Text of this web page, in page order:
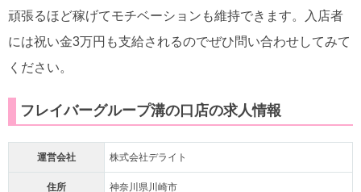
頑張るほど稼げてモチベーションも維持できます。入店者
には祝い金3万円も支給されるのでぜひ問い合わせしてみて
ください。
フレイバーグループ溝の口店の求人情報
運営会社 株式会社デライト
住所 神奈川県川崎市